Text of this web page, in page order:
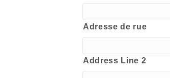
Adresse de rue
Address Line 2